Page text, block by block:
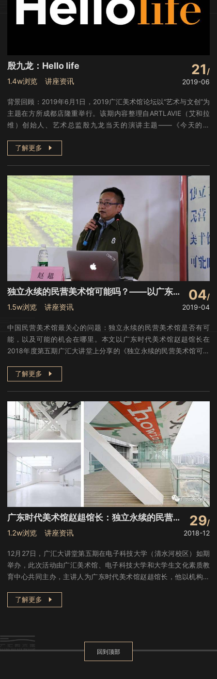
殷九龙：Hello life
1.4w浏览 讲座资讯
21
2019-06
背景回顾：2019年6月1日，2019广汇美术馆论坛以“艺术与文创”为
主题在方所成都店隆重举行。该期内容整理自ARTLAVIE（艾和拉
维）创始人、艺术总监殷九龙当天的演讲主题——《今天的设
了解更多
独立永续的民营美术馆可能吗？——以广东时代美术馆为例
1.5w浏览 讲座资讯
04
2019-04
中国民营美术馆最关心的问题：独立永续的民营美术馆是否有可
能，以及可能的机会在哪里。本文以广东时代美术馆赵趄馆长在
2018年度第五期广汇大讲堂上分享的《独立永续的民营美术馆可能
了解更多
广东时代美术馆赵趄馆长：独立永续的民营美术馆可能吗？
1.2w浏览 讲座资讯
29
2018-12
​12月27日，广汇大讲堂第五期在电子科技大学（清水河校区）如期
举办，此次活动由广汇美术馆、电子科技大学和大学生文化素质教
育中心共同主办，主讲人为广东时代美术馆赵趄馆长，他以机构运
时代美术馆的实际运营为例，从多活动、多角度分析了中国民营美
了解更多
回到顶部